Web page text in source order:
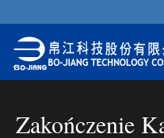
Zakończenie